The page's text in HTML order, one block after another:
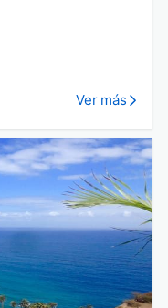
Ver más